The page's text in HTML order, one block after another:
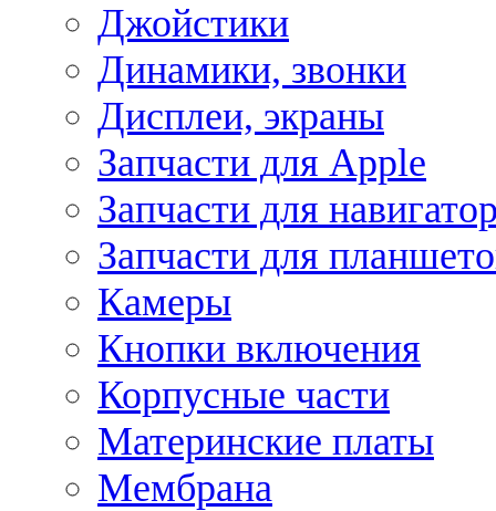
Джойстики
Динамики, звонки
Дисплеи, экраны
Запчасти для Apple
Запчасти для
Запчасти для
Камеры
Кнопки включения
Корпусные части
Материнские платы
Мембрана